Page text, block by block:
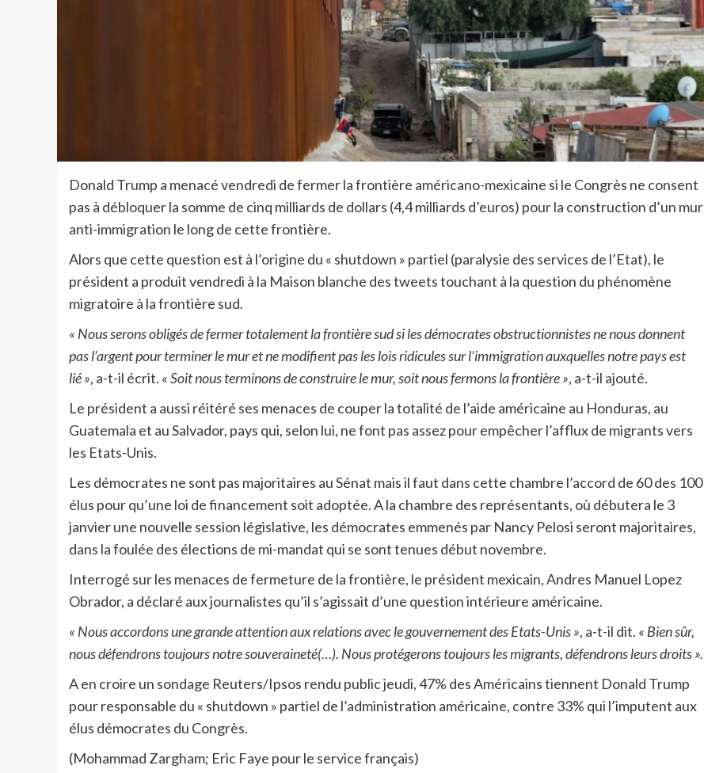
Donald Trump a menacé vendredi de fermer la frontière américano-mexicaine si le Congrès ne consent
pas à débloquer la somme de cinq milliards de dollars (4,4 milliards d’euros) pour la construction d’un mur
anti-immigration le long de cette frontière.
Alors que cette question est à l’origine du « shutdown » partiel (paralysie des services de l’Etat), le
président a produit vendredi à la Maison blanche des tweets touchant à la question du phénomène
migratoire à la frontière sud.
« Nous serons obligés de fermer totalement la frontière sud si les démocrates obstructionnistes ne nous donnent
pas l’argent pour terminer le mur et ne modifient pas les lois ridicules sur l’immigration auxquelles notre pays est
lié », a-t-il écrit. « Soit nous terminons de construire le mur, soit nous fermons la frontière », a-t-il ajouté.
Le président a aussi réitéré ses menaces de couper la totalité de l’aide américaine au Honduras, au
Guatemala et au Salvador, pays qui, selon lui, ne font pas assez pour empêcher l’afflux de migrants vers
les Etats-Unis.
Les démocrates ne sont pas majoritaires au Sénat mais il faut dans cette chambre l’accord de 60 des 100
élus pour qu’une loi de financement soit adoptée. A la chambre des représentants, où débutera le 3
janvier une nouvelle session législative, les démocrates emmenés par Nancy Pelosi seront majoritaires,
dans la foulée des élections de mi-mandat qui se sont tenues début novembre.
Interrogé sur les menaces de fermeture de la frontière, le président mexicain, Andres Manuel Lopez
Obrador, a déclaré aux journalistes qu’il s’agissait d’une question intérieure américaine.
« Nous accordons une grande attention aux relations avec le gouvernement des Etats-Unis », a-t-il dit. « Bien sûr,
nous défendrons toujours notre souveraineté(…). Nous protégerons toujours les migrants, défendrons leurs droits ».
A en croire un sondage Reuters/Ipsos rendu public jeudi, 47% des Américains tiennent Donald Trump
pour responsable du « shutdown » partiel de l’administration américaine, contre 33% qui l’imputent aux
élus démocrates du Congrès.
(Mohammad Zargham; Eric Faye pour le service français)